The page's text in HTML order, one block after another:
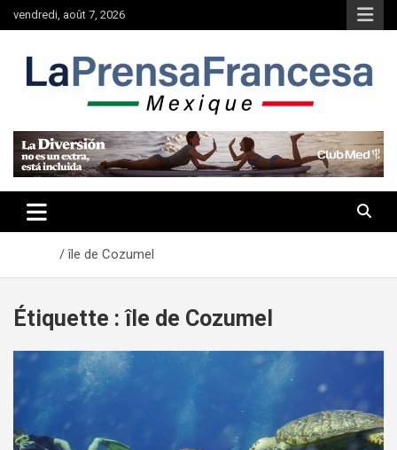
au
vendredi, août 7, 2026
île de Cozumel
Étiquette :île de Cozumel